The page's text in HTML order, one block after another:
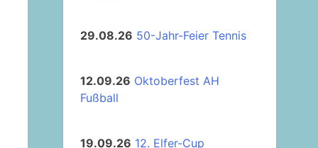
29.08.26 50-Jahr-Feier Tennis
12.09.26 Oktoberfest AH
Fußball
19.09.26 12. Elfer-Cup